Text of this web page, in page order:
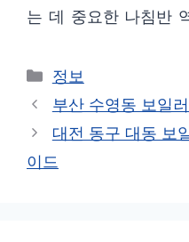
는 데 중요한 나침반
카
테
리
정보
부산 수영동 보일
대전 동구 대동 보
이드